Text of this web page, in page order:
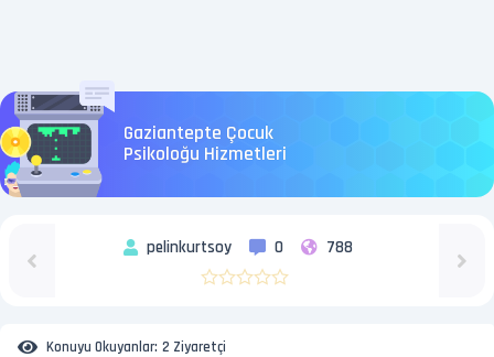
Gaziantepte Çocuk
Psikoloğu Hizmetleri
pelinkurtsoy 0 788
Konuyu Okuyanlar: 2 Ziyaretçi